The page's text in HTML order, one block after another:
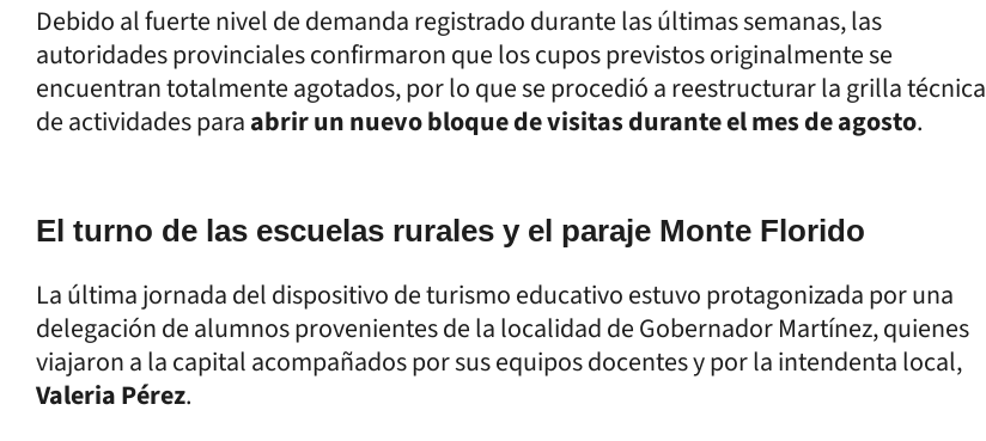
Debido al fuerte nivel de demanda registrado durante las últimas semanas, las
autoridades provinciales confirmaron que los cupos previstos originalmente se
encuentran totalmente agotados, por lo que se procedió a reestructurar la grilla técnica
de actividades paraabrir un nuevo bloque de visitas durante el mes de agosto.
El turno de las escuelas rurales y el paraje Monte Florido
La última jornada del dispositivo de turismo educativo estuvo protagonizada por una
delegación de alumnos provenientes de la localidad de Gobernador Martínez, quienes
viajaron a la capital acompañados por sus equipos docentes y por la intendenta local,
Valeria Pérez.